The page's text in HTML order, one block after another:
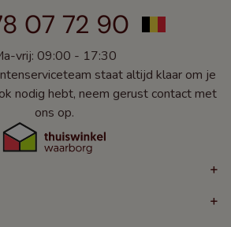
07 72 90
vrij: 09:00 - 17:30
staat altijd klaar om je
nodig hebt, neem gerust contact met
ons op.
+
+